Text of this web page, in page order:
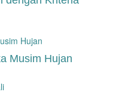
Musim Hujan